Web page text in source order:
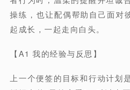
操练，也让配偶帮助自己面对
起成长，一起走向白头。
【A1 我的经验与反思】
上一个便签的目标和行动计划